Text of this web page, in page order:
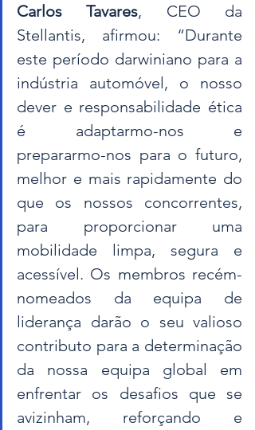
Carlos Tavares, CEO da
Stellantis, afirmou: “Durante
este período darwiniano para a
indústria automóvel, o nosso
dever e responsabilidade ética
é adaptarmo-nos e
prepararmo-nos para o futuro,
melhor e mais rapidamente do
que os nossos concorrentes,
para proporcionar uma
mobilidade limpa, segura e
acessível. Os membros recém-
nomeados da equipa de
liderança darão o seu valioso
contributo para a determinação
da nossa equipa global em
enfrentar os desafios que se
avizinham, reforçando e